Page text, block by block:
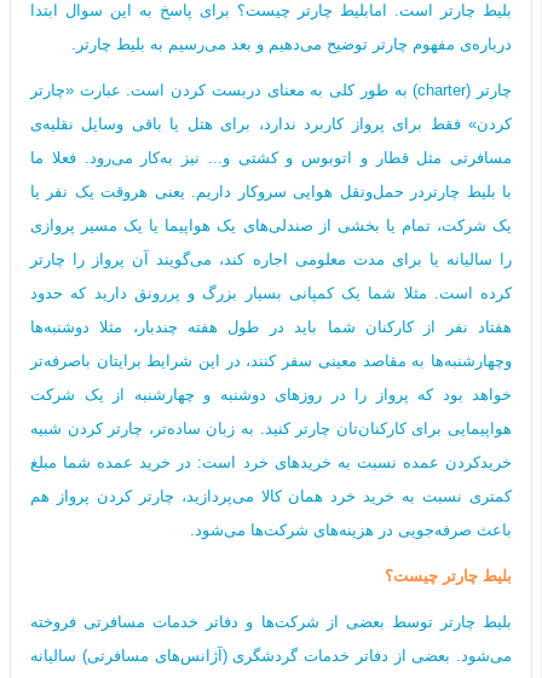
بلیط چارتر است. امابلیط چارتر چیست؟ برای پاسخ به این سوال ابتدا
درباره‌ی مفهوم چارتر توضیح می‌دهیم و بعد می‌رسیم به بلیط چارتر.
چارتر (charter) به طور کلی به معنای دربست کردن است. عبارت «چارتر
کردن» فقط برای پرواز کاربرد ندارد، برای هتل یا باقی وسایل نقلیه‌ی
مسافرتی مثل قطار و اتوبوس و کشتی و... نیز به‌کار می‌رود. فعلا ما
با بلیط چارتردر حمل‌ونقل هوایی سروکار داریم. یعنی هروقت یک نفر یا
یک شرکت، تمام یا بخشی از صندلی‌های یک هواپیما یا یک مسیر پروازی
را سالیانه یا برای مدت معلومی اجاره کند، می‌گویند آن پرواز را چارتر
کرده است. مثلا شما یک کمپانی بسیار بزرگ و پررونق دارید که حدود
هفتاد نفر از کارکنان شما باید در طول هفته چندبار، مثلا دوشنبه‌ها
وچهارشنبه‌ها به مقاصد معینی سفر کنند، در این شرایط برایتان باصرفه‌تر
خواهد بود که پرواز را در روزهای دوشنبه و چهارشنبه از یک شرکت
هواپیمایی برای کارکنان‌تان چارتر کنید. به زبان ساده‌تر، چارتر کردن شبیه
خریدکردن عمده نسبت به خریدهای خرد است: در خرید عمده شما مبلغ
کمتری نسبت به خرید خرد همان کالا می‌‌پردازید، چارتر کردن پرواز هم
باعث صرفه‌جویی در هزینه‌های شرکت‌ها می‌شود.
بلیط چارتر چیست؟
بلیط چارتر توسط بعضی از شرکت‌ها و دفاتر خدمات مسافرتی فروخته
می‌شود. بعضی از دفاتر خدمات گردشگری (آژانس‌های مسافرتی) سالیانه